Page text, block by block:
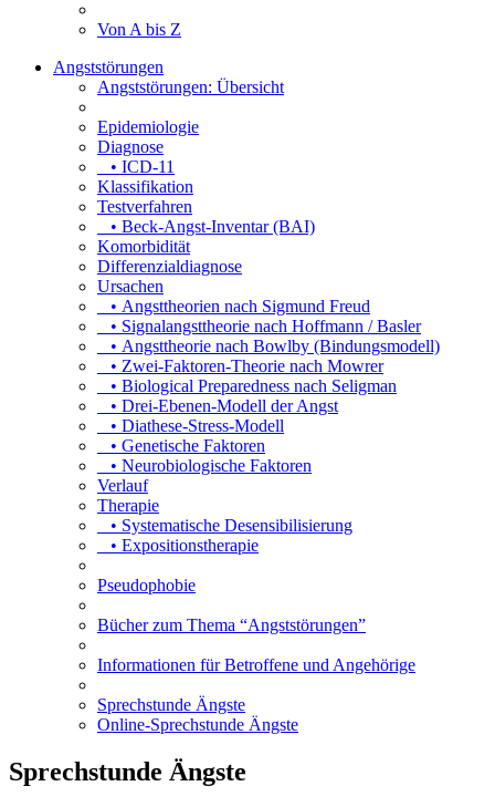
Von A bis Z
Angststörungen
Angststörungen: Übersicht
Epidemiologie
Diagnose
• ICD-11
Klassifikation
Testverfahren
• Beck-Angst-Inventar (BAI)
Komorbidität
Differenzialdiagnose
Ursachen
• Angsttheorien nach Sigmund Freud
• Signalangsttheorie nach Hoffmann / Basler
• Angsttheorie nach Bowlby (Bindungsmodell)
• Zwei-Faktoren-Theorie nach Mowrer
• Biological Preparedness nach Seligman
• Drei-Ebenen-Modell der Angst
• Diathese-Stress-Modell
• Genetische Faktoren
• Neurobiologische Faktoren
Verlauf
Therapie
• Systematische Desensibilisierung
• Expositionstherapie
Pseudophobie
Bücher zum Thema “Angststörungen”
Informationen für Betroffene und Angehörige
Sprechstunde Ängste
Online-Sprechstunde Ängste
Sprechstunde Ängste